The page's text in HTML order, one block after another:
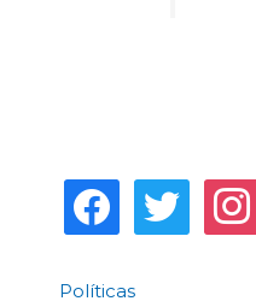
Políticas